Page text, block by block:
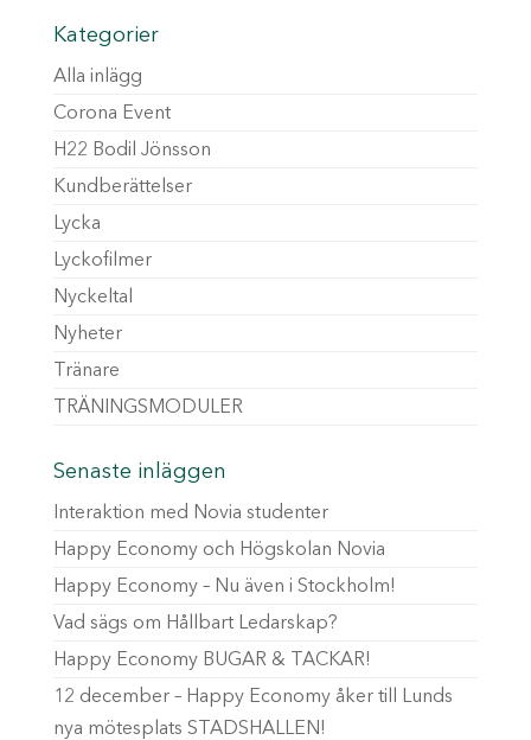
Kategorier
Alla inlägg
Corona Event
H22 Bodil Jönsson
Kundberättelser
Lycka
Lyckofilmer
Nyckeltal
Nyheter
Tränare
TRÄNINGSMODULER
Senaste inläggen
Interaktion med Novia studenter
Happy Economy och Högskolan Novia
Happy Economy – Nu även i Stockholm!
Vad sägs om Hållbart Ledarskap?
Happy Economy BUGAR & TACKAR!
12 december – Happy Economy åker till Lunds
nya mötesplats STADSHALLEN!